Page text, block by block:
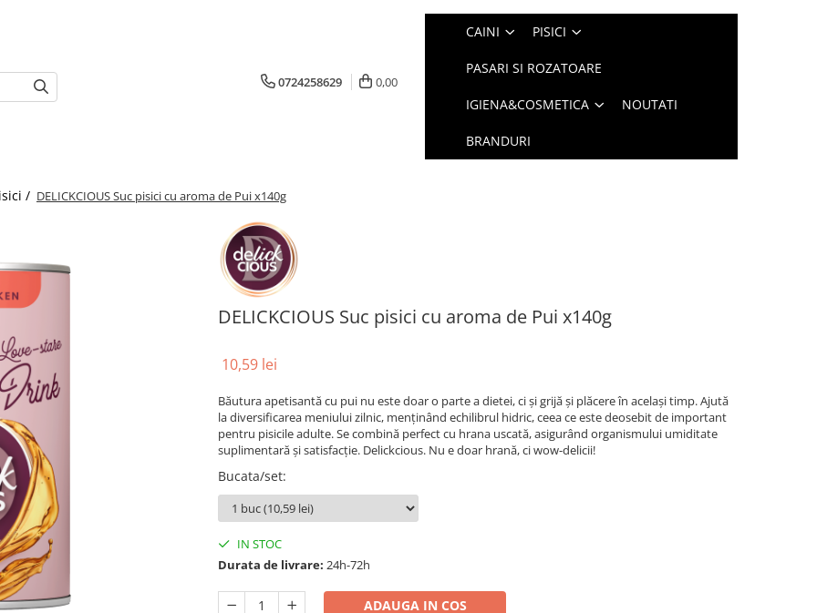
0724258629 0,00
CAINI PISICI
PASARI SI ROZATOARE
IGIENA&COSMETICA NOUTATI
BRANDURI
/ DELICKCIOUS Suc pisici cu aroma de Pui x140g
DELICKCIOUS Suc pisici cu aroma de Pui x140g
10,59 lei
Băutura apetisantă cu pui nu este doar o parte a dietei, ci și grijă și plăcere în același timp. Ajută
la diversificarea meniului zilnic, menținând echilibrul hidric, ceea ce este deosebit de important
pentru pisicile adulte. Se combină perfect cu hrana uscată, asigurând organismului umiditate
suplimentară și satisfacție. Delickcious. Nu e doar hrană, ci wow-deliciі!
Bucata/set:
IN STOC
Durata de livrare: 24h-72h
ADAUGA IN COS